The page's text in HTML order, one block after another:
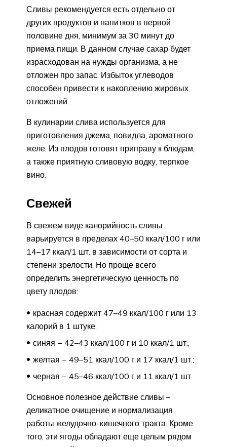
Сливы рекомендуется есть отдельно от
других продуктов и напитков в первой
половине дня, минимум за 30 минут до
приема пищи. В данном случае сахар будет
израсходован на нужды организма, а не
отложен про запас. Избыток углеводов
способен привести к накоплению жировых
отложений.
В кулинарии слива используется для
приготовления джема, повидла, ароматного
желе. Из плодов готовят приправу к блюдам,
а также приятную сливовую водку, терпкое
вино.
Свежей
В свежем виде калорийность сливы
варьируется в пределах 40–50 ккал/100 г или
14–17 ккал/1 шт. в зависимости от сорта и
степени зрелости. Но проще всего
определить энергетическую ценность по
цвету плодов:
красная содержит 47–49 ккал/100 г или 13
калорий в 1 штуке;
синяя − 42–43 ккал/100 г и 10 ккал/1 шт.;
желтая − 49–51 ккал/100 г и 17 ккал/1 шт.;
черная − 45–46 ккал/100 г и 11 ккал/1 шт.
Основное полезное действие сливы –
деликатное очищение и нормализация
работы желудочно-кишечного тракта. Кроме
того, эти ягоды обладают еще целым рядом